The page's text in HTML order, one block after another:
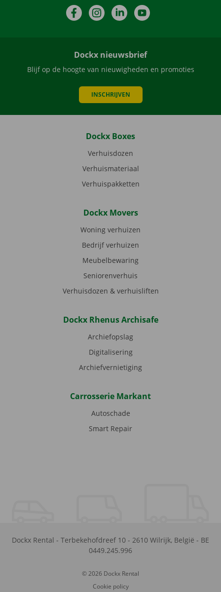
FacebookInstagramLinkedIn
Dockx nieuwsbrief
Blijf op de hoogte van nieuwigheden en promoties
INSCHRIJVEN
Dockx Boxes
Verhuisdozen
Verhuismateriaal
Verhuispakketten
Dockx Movers
Woning verhuizen
Bedrijf verhuizen
Meubelbewaring
Seniorenverhuis
Verhuisdozen & verhuisliften
Dockx Rhenus Archisafe
Archiefopslag
Digitalisering
Archiefvernietiging
Carrosserie Markant
Autoschade
Smart Repair
Dockx Rental - Terbekehofdreef 10 - 2610 Wilrijk, België - BE
0449.245.996
© 2026 Dockx Rental
Cookie policy